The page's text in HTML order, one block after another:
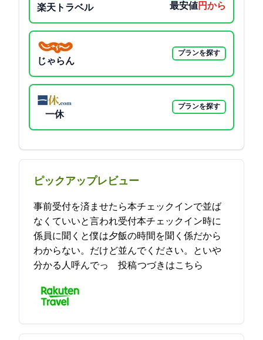
楽天トラベル 最安値4950円から
じゃらん
プランを探す
一休
プランを探す
ピックアップレビュー
事前受付を済ませたら本チェックインで並ば
なくていいと言われ受付本チェックイン時に
係員に聞くと僕は夕飯の時間を聞く係だから
わからない。だけど並んでください。といや
分かる人呼んでっ… 2021-11-28 09:52:12投稿つづきはこちら